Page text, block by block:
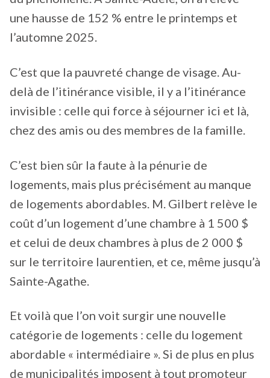
une hausse de 152 % entre le printemps et
l’automne 2025.
C’est que la pauvreté change de visage. Au-
delà de l’itinérance visible, il y a l’itinérance
invisible : celle qui force à séjourner ici et là,
chez des amis ou des membres de la famille.
C’est bien sûr la faute à la pénurie de
logements, mais plus précisément au manque
de logements abordables. M. Gilbert relève le
coût d’un logement d’une chambre à 1 500 $
et celui de deux chambres à plus de 2 000 $
sur le territoire laurentien, et ce, même jusqu’à
Sainte-Agathe.
Et voilà que l’on voit surgir une nouvelle
catégorie de logements : celle du logement
abordable « intermédiaire ». Si de plus en plus
de municipalités imposent à tout promoteur